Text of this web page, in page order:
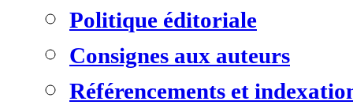
Politique éditoriale
Consignes aux auteurs
Référencements et